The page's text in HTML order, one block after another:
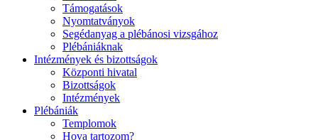
Támogatások
Nyomtatványok
Segédanyag a plébánosi vizsgához
Plébániáknak
Intézmények és bizottságok
Központi hivatal
Bizottságok
Intézmények
Plébániák
Templomok
Hova tartozom?